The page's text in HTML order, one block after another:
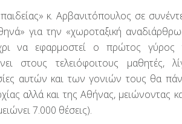
κ. Αρβανιτόπουλος σε
για την «χωροταξική
να εφαρμοστεί ο πρώτος
στους τελειόφοιτους
αυτών και των γονιών τους θα
αλλά και της Αθήνας, μειώνοντας
7.000 θέσεις).